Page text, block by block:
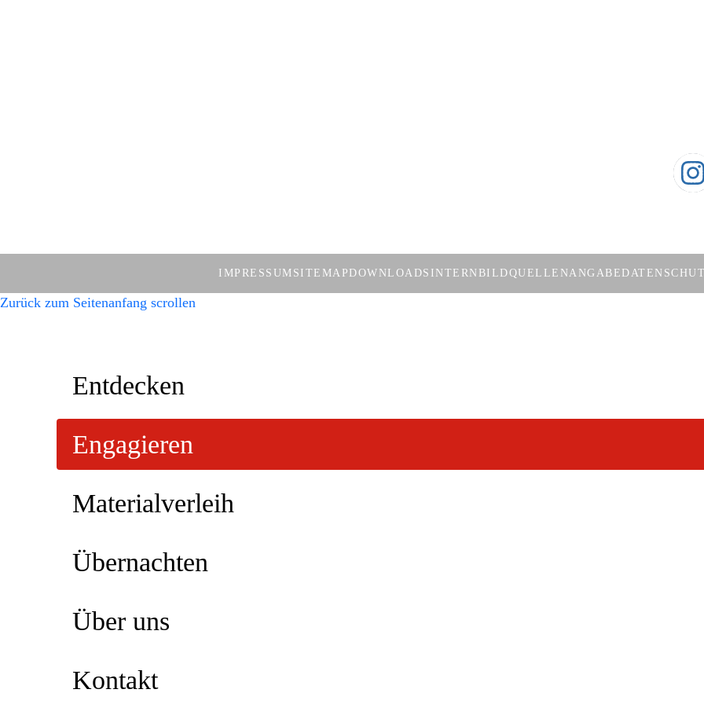
IMPRESSUM SITEMAP DOWNLOADS INTERN BILDQUELLENANGABE
Zurück zum Seitenanfang scrollen
Entdecken
Engagieren
Materialverleih
Übernachten
Über uns
Kontakt